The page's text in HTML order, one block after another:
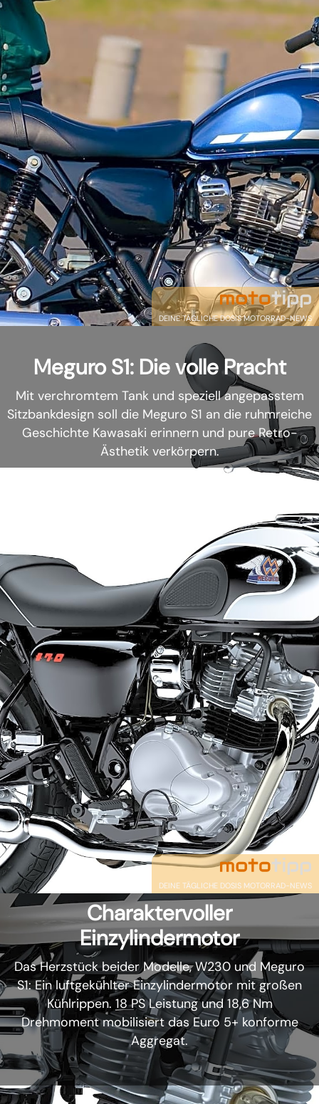
DEINE TÄGLICHE DOSIS MOTORRAD-NEWS
Meguro S1: Die volle Pracht
Mit verchromtem Tank und speziell angepasstem
Sitzbankdesign soll die Meguro S1 an die ruhmreiche
Geschichte Kawasaki erinnern und pure Retro-
Ästhetik verkörpern.
DEINE TÄGLICHE DOSIS MOTORRAD-NEWS
Charaktervoller
Einzylindermotor
Das Herzstück beider Modelle, W230 und Meguro
S1: Ein luftgekühlter Einzylindermotor mit großen
Kühlrippen. 18 PS Leistung und 18,6 Nm
Drehmoment mobilisiert das Euro 5+ konforme
Aggregat.